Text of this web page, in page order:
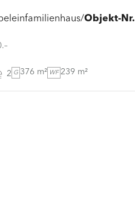
Objekt-Nr.
2 G 376 m² WF 239 m²